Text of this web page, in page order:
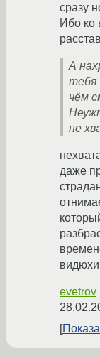
сразу
Ибо ко
А
тебя
чём
не
даже
видюхи
evetrov